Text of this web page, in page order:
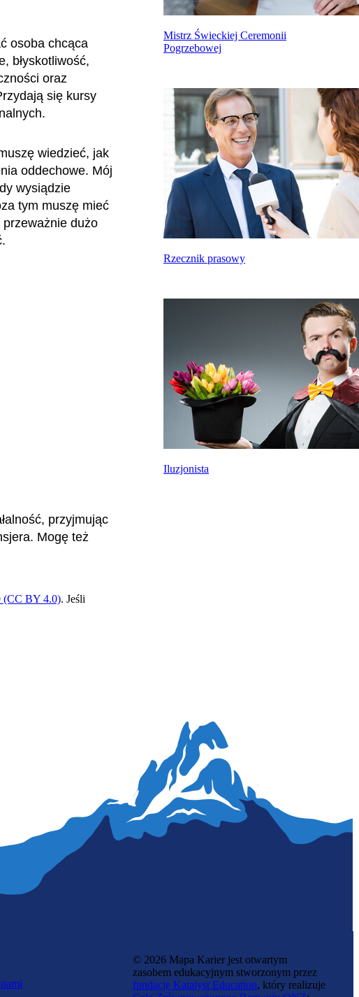
osoba chcąca
błyskotliwość,
oraz
się kursy
wiedzieć, jak
oddechowe. Mój
wysiądzie
tym muszę mieć
dużo
przyjmując
Mogę też
(CC BY 4.0). Jeśli
Mistrz Świeckiej Ceremonii
Pogrzebowej
Rzecznik prasowy
Iluzjonista
© 2026 Mapa Karier jest otwartym
zasobem edukacyjnym stworzonym przez
fundację Katalyst Education, który realizuje